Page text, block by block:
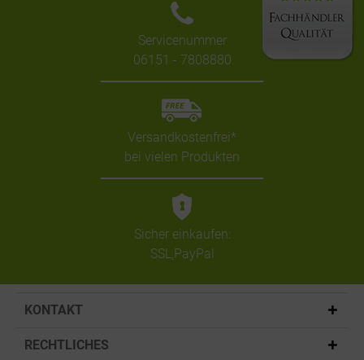
Servicenummer
06151 - 7808880
Versandkostenfrei*
bei vielen Produkten
Sicher einkaufen:
SSL,PayPal
KONTAKT
RECHTLICHES